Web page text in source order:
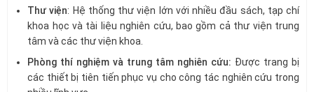
Thư viện: Hệ thống thư viện lớn với nhiều đầu sách, tạp chí
khoa học và tài liệu nghiên cứu, bao gồm cả thư viện trung
tâm và các thư viện khoa.
Phòng thí nghiệm và trung tâm nghiên cứu: Được trang bị
các thiết bị tiên tiến phục vụ cho công tác nghiên cứu trong